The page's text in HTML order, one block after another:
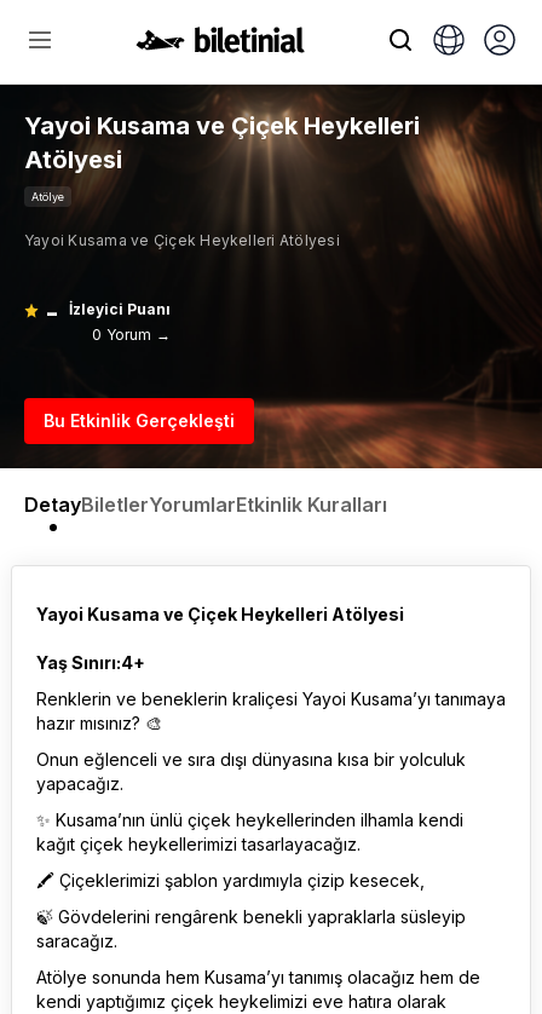
Yayoi Kusama ve Çiçek Heykelleri
Atölyesi
Atölye
Yayoi Kusama ve Çiçek Heykelleri Atölyesi
-
İzleyici Puanı
0 Yorum →
Bu Etkinlik Gerçekleşti
DetayBiletlerYorumlarEtkinlik Kuralları
Yayoi Kusama ve Çiçek Heykelleri Atölyesi
Yaş Sınırı:4+
Renklerin ve beneklerin kraliçesi Yayoi Kusama’yı tanımaya
hazır mısınız? 🎨
Onun eğlenceli ve sıra dışı dünyasına kısa bir yolculuk
yapacağız.
✨ Kusama’nın ünlü çiçek heykellerinden ilhamla kendi
kağıt çiçek heykellerimizi tasarlayacağız.
🖍 Çiçeklerimizi şablon yardımıyla çizip kesecek,
🍃 Gövdelerini rengârenk benekli yapraklarla süsleyip
saracağız.
Atölye sonunda hem Kusama’yı tanımış olacağız hem de
kendi yaptığımız çiçek heykelimizi eve hatıra olarak